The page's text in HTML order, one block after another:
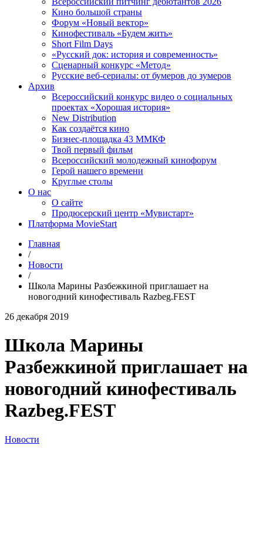
Кино большой страны
Форум «Новый вектор»
Кинофестиваль «Будем жить»
Short Film Days
«Русский док: история и современность»
Сценарный конкурс «Метод»
Русские веб-сериалы: от бумеров до зумеров
Архив
Всероссийский конкурс видео о социальных
проектах «Хорошая история»
New Distribution
Как создаётся кино
Бизнес-площадка 43 ММКФ
Твой первый фильм
Всероссийский молодежный кинофорум
Герой нашего времени
Круглые столы
О нас
О сайте
Продюсерский центр «Мувистарт»
Платформа MovieStart
Главная
/
Новости
/
Школа Марины Разбежкиной приглашает на
новогодний кинофестиваль Razbeg.FEST
26 декабря 2019
Школа Марины
Разбежкиной приглашает на
новогодний кинофестиваль
Razbeg.FEST
Новости